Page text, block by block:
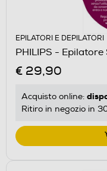
EPILATORI E DEPILATORI
PHILIPS -
€ 29,90
Acquisto online:
Ritiro in negozio in